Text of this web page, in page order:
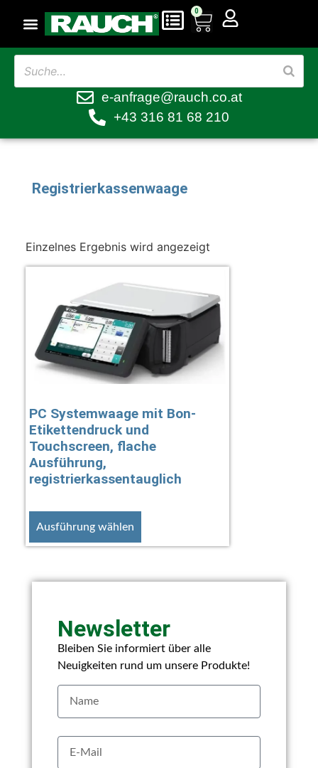
0
e-anfrage@rauch.co.at
+43 316 81 68 210
Registrierkassenwaage
Einzelnes Ergebnis wird angezeigt
PC Systemwaage mit Bon-
Etikettendruck und
Touchscreen, flache
Ausführung,
registrierkassentauglich
Ausführung wählen
Newsletter
Bleiben Sie informiert über alle
Neuigkeiten rund um unsere Produkte!